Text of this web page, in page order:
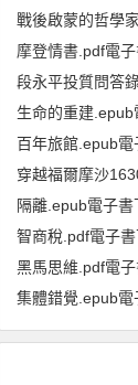
摩登情書.pdf電子